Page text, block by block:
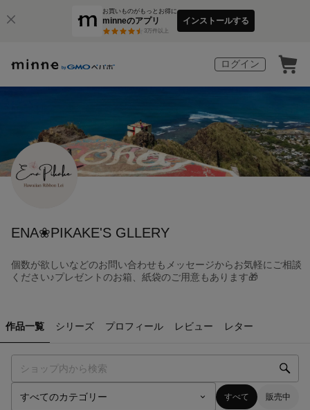
お買いものがもっとお得に
minneのアプリ
3万件以上
インストールする
ログイン
ENA❀PIKAKE'S GLLERY
個数が欲しいなどのお問い合わせもメッセージからお気軽にご相談
ください♪プレゼントのお箱、紙袋のご用意もあります🎁
作品一覧 シリーズ プロフィール レビュー レター
すべて 販売中